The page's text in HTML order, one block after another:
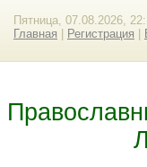
Пятница, 07.08.2026,
Главная
Регистрация